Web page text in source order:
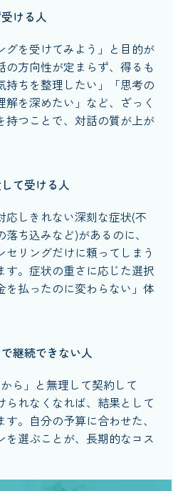
ける人
グを受けてみよう」と目的が
方向性が定まらず、得るも
持ちを整理したい」「思考の
を深めたい」など、ざっく
持つことで、対話の質が上が
て受ける人
応しきれない深刻な症状(不
ち込みなど)があるのに、
リングだけに頼ってしまう
す。症状の重さに応じた選択
を払ったのに変わらない」体
継続できない人
ら」と無理して契約して
られなくなれば、結果として
。自分の予算に合わせた、
選ぶことが、長期的なコス